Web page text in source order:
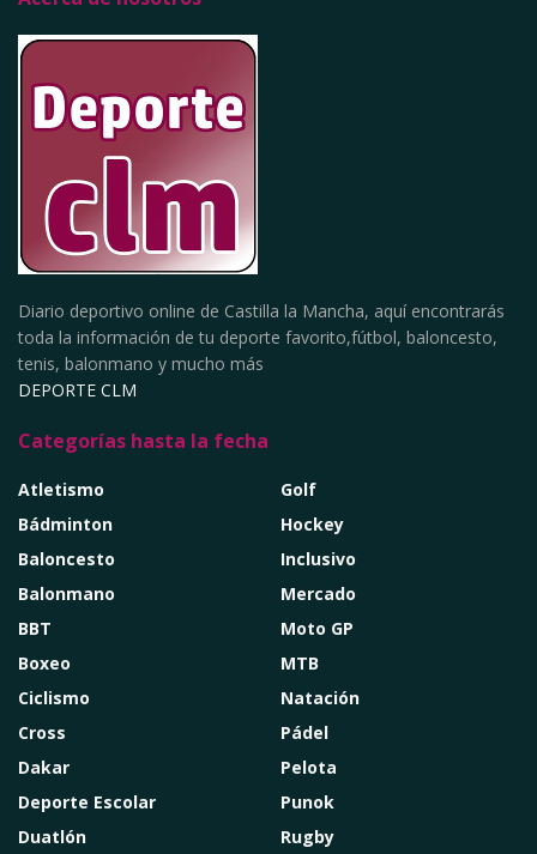
Diario deportivo online de Castilla la Mancha, aquí encontrarás
toda la información de tu deporte favorito,fútbol, baloncesto,
tenis, balonmano y mucho más
DEPORTE CLM
Categorías hasta la fecha
Atletismo
Bádminton
Baloncesto
Balonmano
BBT
Boxeo
Ciclismo
Cross
Dakar
Deporte Escolar
Duatlón
Golf
Hockey
Inclusivo
Mercado
Moto GP
MTB
Natación
Pádel
Pelota
Punok
Rugby